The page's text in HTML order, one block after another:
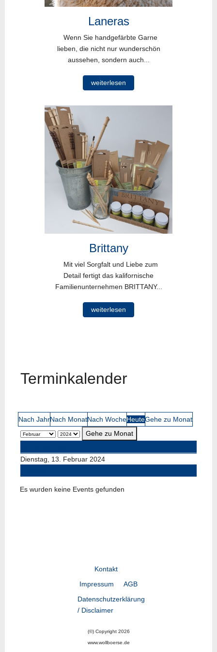
Laneras
Wenn Sie handgefärbte Garne
lieben, die nicht nur wunderschön
aussehen, sondern auch...
weiterlesen
Brittany
Mit viel Sorgfalt und Liebe zum
Detail fertigt das kalifornische
Familienunternehmen BRITTANY...
weiterlesen
Terminkalender
Nach JahrNach MonatNach WocheHeuteGehe zu Monat
Gehe zu Monat
Dienstag, 13. Februar 2024
Es wurden keine Events gefunden
Kontakt
Impressum
AGB
Datenschutzerklärung
/ Disclaimer
(©) Copyright 2026
www.wollboerse.de